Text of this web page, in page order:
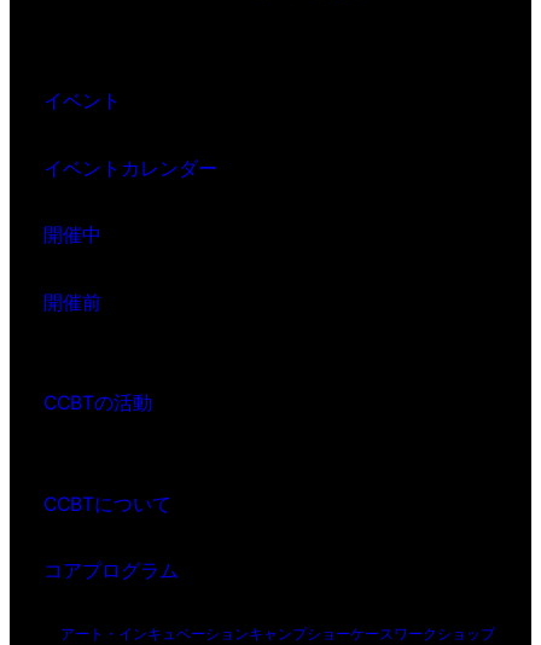
イベント
イベントカレンダー
開催中
開催前
CCBTの活動
CCBTについて
コアプログラム
アート・インキュベーションキャンプショーケースワークショップ